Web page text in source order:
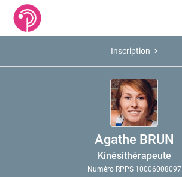
Inscription
Agathe BRUN
Kinésithérapeute
Numéro RPPS 10006008097